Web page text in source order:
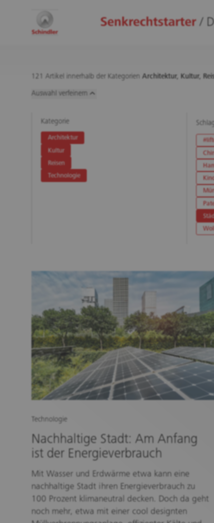
121 Artikel innerhalb der Kategorien Architektur, Kultur,
Auswahl verfeinern
Kategorie
Architektur
Kultur
Reisen
Technologie
Technologie
Nachhaltige Stadt: Am Anfang
ist der Energieverbrauch
Mit Wasser und Erdwärme etwa kann eine
nachhaltige Stadt ihren Energieverbrauch zu
100 Prozent klimaneutral decken. Doch da geht
noch mehr, etwa mit einer cool designten